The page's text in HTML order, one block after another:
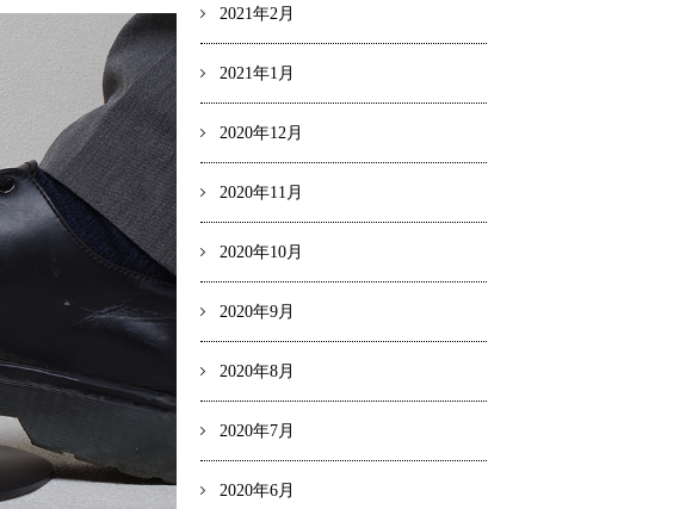
2021年2月
2021年1月
2020年12月
2020年11月
2020年10月
2020年9月
2020年8月
2020年7月
2020年6月